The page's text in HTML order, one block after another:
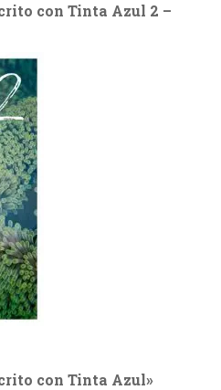
con Tinta Azul 2 –
con Tinta Azul»